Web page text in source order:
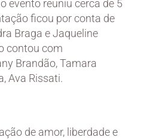
evento reuniu cerca de 5
ficou por conta de
Braga e Jaqueline
contou com
Brandão, Tamara
Ava Rissati.
de amor, liberdade e